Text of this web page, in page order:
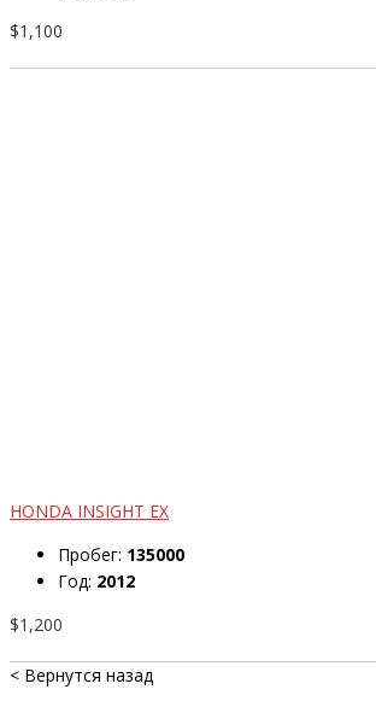
$1,100
HONDA INSIGHT EX
Пробег: 135000
Год: 2012
$1,200
< Вернутся назад